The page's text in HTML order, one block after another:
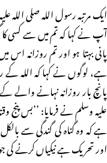
ایک مرتبہ رسول اللہ صلی
آپ نے کہا کہ تم میں سے
پانی بہتا ہو اور تم روزانہ اس
ہے، لوگوں نے کہا کہ اللہ
پانچ بار روزانہ نہانے
علیہ وسلم نے فرمایا: ’’بس پنج
ہے کہ وہ گناہ کی گندگی سے
اور تحریک ہے نیکیاں کرنے کی